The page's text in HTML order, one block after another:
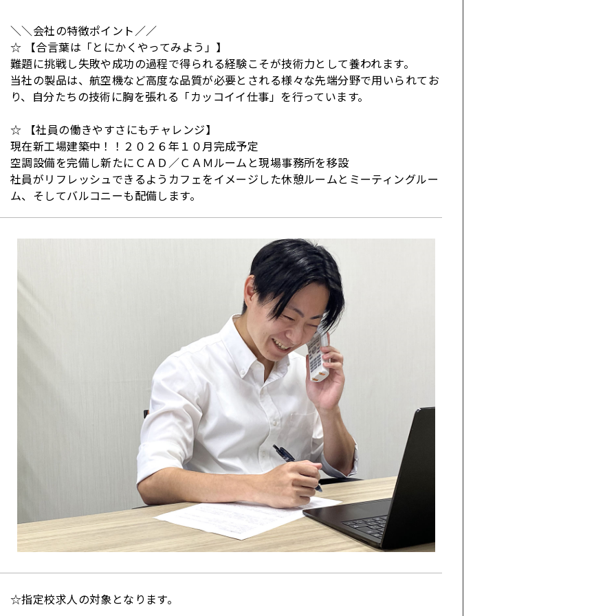
＼＼会社の特徴ポイント／／
☆ 【合言葉は「とにかくやってみよう」】
難題に挑戦し失敗や成功の過程で得られる経験こそが技術力として養われます。
当社の製品は、航空機など高度な品質が必要とされる様々な先端分野で用いられてお
り、自分たちの技術に胸を張れる「カッコイイ仕事」を行っています。
☆ 【社員の働きやすさにもチャレンジ】
現在新工場建築中！！２０２６年１０月完成予定
空調設備を完備し新たにＣＡＤ／ＣＡＭルームと現場事務所を移設
社員がリフレッシュできるようカフェをイメージした休憩ルームとミーティングルー
ム、そしてバルコニーも配備します。
☆指定校求人の対象となります。